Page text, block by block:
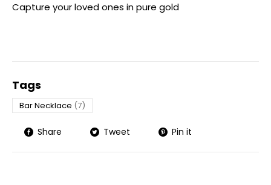
Capture your loved ones in pure gold
Tags
Bar Necklace (7)
Share Tweet Pin it